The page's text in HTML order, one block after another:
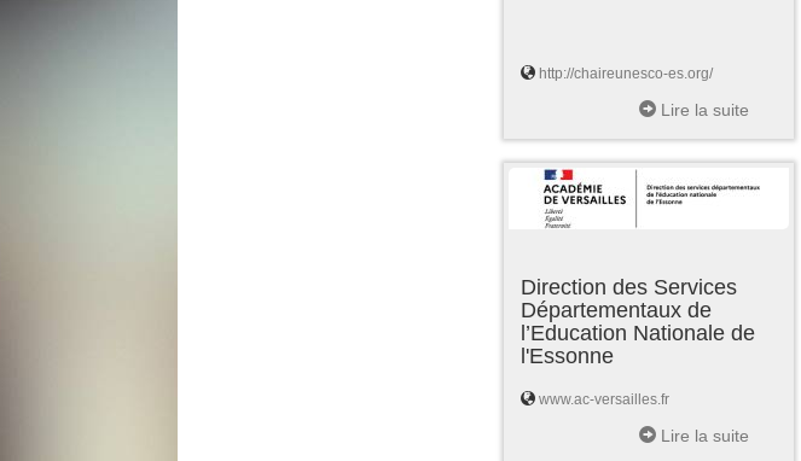
http://chaireunesco-es.org/
Lire la suite
Direction des Services
Départementaux de
l’Education Nationale de
l'Essonne
www.ac-versailles.fr
Lire la suite